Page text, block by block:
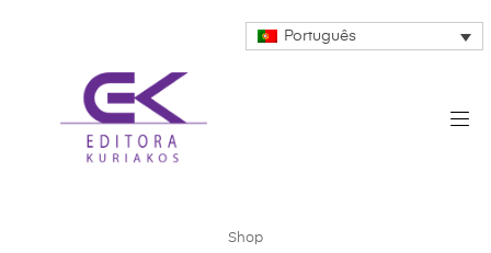
Português
Shop